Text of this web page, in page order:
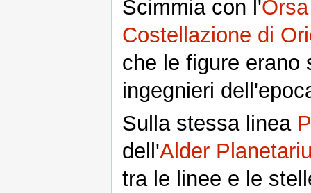
Scimmia con l'
Costellazione di
che le figure erano
ingegnieri
Sulla stessa linea
dell'Alder
tra le linee e le